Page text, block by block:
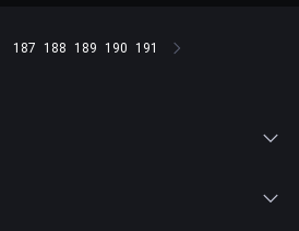
187 188 189 190 191